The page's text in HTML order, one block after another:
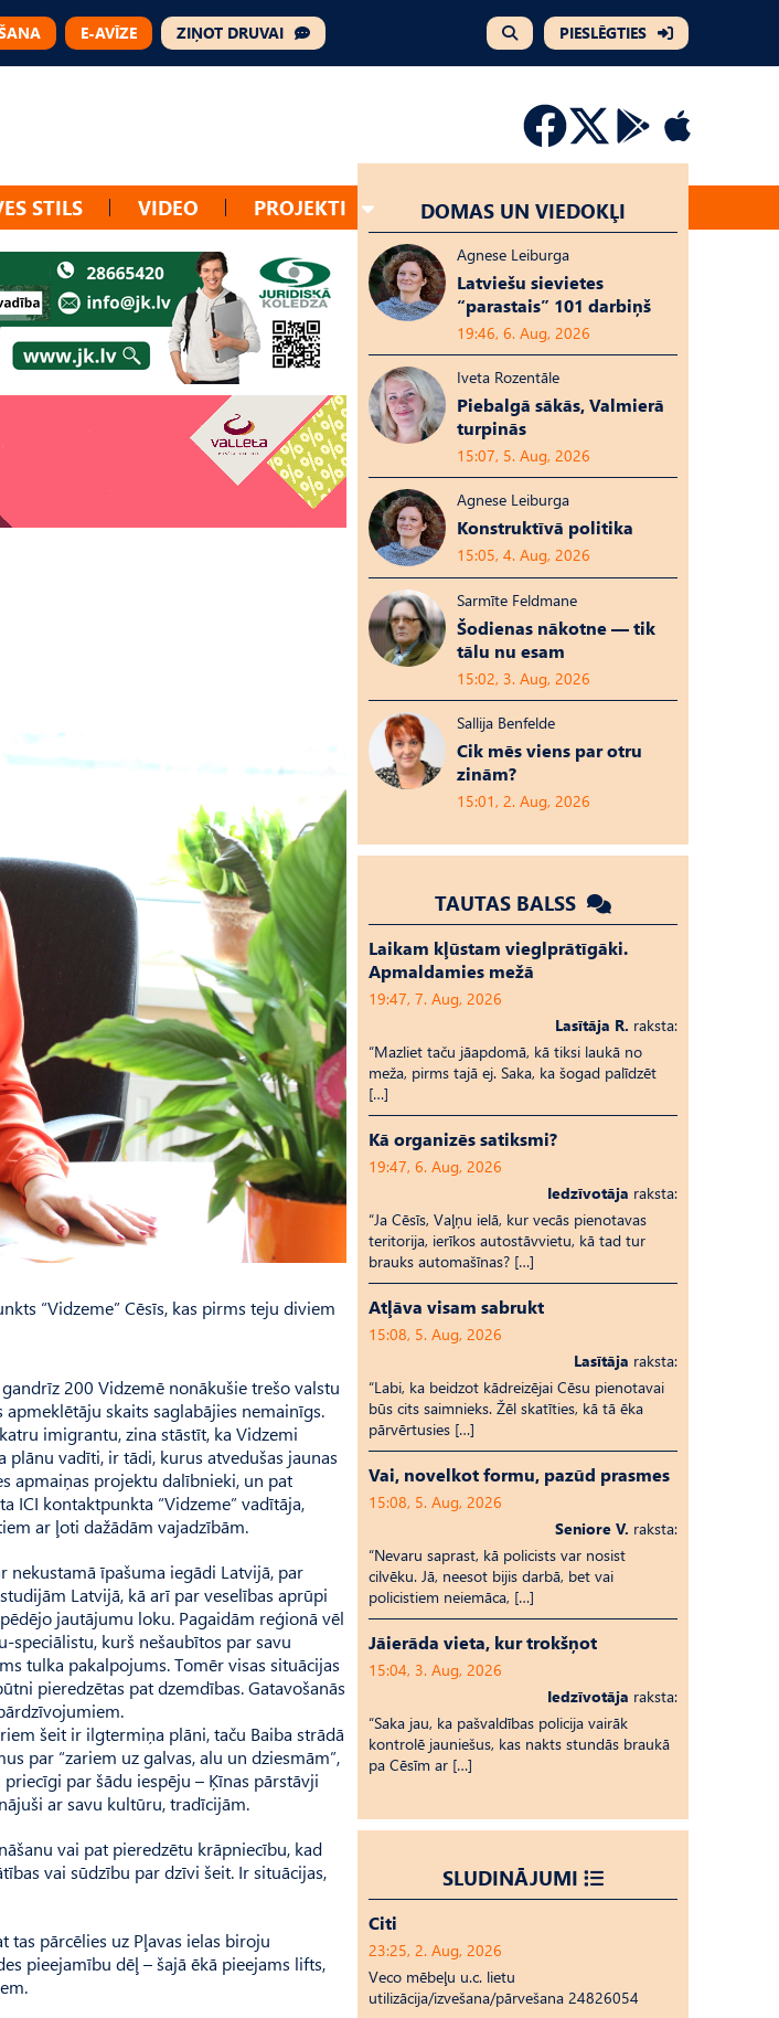
E-AVĪZE ZIŅOT DRUVAI PIESLĒGTIES
STILS VIDEO PROJEKTI
“Vidzeme” Cēsīs, kas pirms teju diviem
200 Vidzemē nonākušie trešo vals­tu
skaits saglabājies nemainīgs.
imigrantu, zina stāstīt, ka Vidzemi
plānu vadīti, ir tādi, kurus atvedušas jaunas
apmaiņas projektu dalībnieki, un pat
ICI kontaktpunkta “Vidze­me” vadītāja,
ar ļoti dažādām vajadzībām.
nekustamā īpašuma iegādi Latvijā, par
Latvijā, kā arī par veselības aprūpi
jautājumu loku. Pagaidām reģionā vēl
kurš nešaubītos par savu
tulka pakalpojums. Tomēr visas situācijas
pieredzētas pat dzemdības. Gatavošanās
šeit ir ilg­termiņa plāni, taču Baiba strādā
par “zariem uz galvas, alu un dziesmām”,
par šādu iespēju – Ķīnas pārstāvji
ar savu kultūru, tradīcijām.
vai pat pieredzētu krāpniecību, kad
vai sūdzību par dzīvi šeit. Ir situācijas,
tas pārcēlies uz Pļavas ielas biroju
pieejamību dēļ – šajā ēkā pieejams lifts,
DOMAS UN VIEDOKĻI
Agnese Leiburga
Latviešu sievietes
“parastais” 101 darbiņš
19:46, 6. Aug, 2026
Iveta Rozentāle
Piebalgā sākās, Valmierā
turpinās
15:07, 5. Aug, 2026
Agnese Leiburga
Konstruktīvā politika
15:05, 4. Aug, 2026
Sarmīte Feldmane
Šodienas nākotne — tik
tālu nu esam
15:02, 3. Aug, 2026
Sallija Benfelde
Cik mēs viens par otru
zinām?
15:01, 2. Aug, 2026
TAUTAS BALSS
Laikam kļūstam vieglprātīgāki.
Apmaldamies mežā
19:47, 7. Aug, 2026
Lasītāja R. raksta:
“Mazliet taču jāapdomā, kā tiksi laukā no
meža, pirms tajā ej. Saka, ka šogad palīdzēt
[…]
Kā organizēs satiksmi?
19:47, 6. Aug, 2026
Iedzīvotāja raksta:
“Ja Cēsīs, Vaļņu ielā, kur vecās pienotavas
teritorija, ierīkos autostāvvietu, kā tad tur
brauks automašīnas? […]
Atļāva visam sabrukt
15:08, 5. Aug, 2026
Lasītāja raksta:
“Labi, ka beidzot kādreizējai Cēsu pienotavai
būs cits saimnieks. Žēl skatīties, kā tā ēka
pārvērtusies […]
Vai, novelkot formu, pazūd prasmes
15:08, 5. Aug, 2026
Seniore V. raksta:
“Nevaru saprast, kā policists var nosist
cilvēku. Jā, neesot bijis darbā, bet vai
policistiem neiemāca, […]
Jāierāda vieta, kur trokšņot
15:04, 3. Aug, 2026
Iedzīvotāja raksta:
“Saka jau, ka pašvaldības policija vairāk
kontrolē jauniešus, kas nakts stundās braukā
pa Cēsīm ar […]
SLUDINĀJUMI
Citi
23:25, 2. Aug, 2026
Veco mēbeļu u.c. lietu
utilizācija/izvešana/pārvešana 24826054